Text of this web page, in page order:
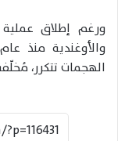
ورغم إطلاق
الهجمات تتكرر،